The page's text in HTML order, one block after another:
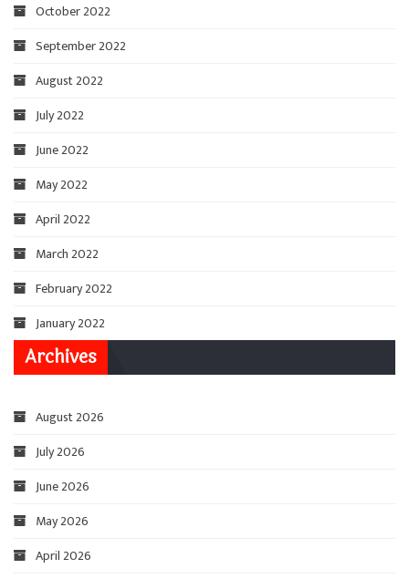
October 2022
September 2022
August 2022
July 2022
June 2022
May 2022
April 2022
March 2022
February 2022
January 2022
Archives
August 2026
July 2026
June 2026
May 2026
April 2026